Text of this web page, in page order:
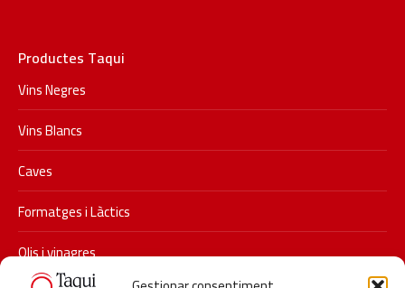
Productes Taqui
Vins Negres
Vins Blancs
Caves
Formatges i Làctics
Olis i vinagres